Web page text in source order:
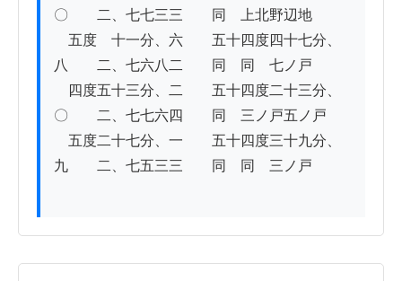
〇　　二、七七三三　　同　上北野辺地
五度　十一分、六　　五十四度四十七分、
八　　二、七六八二　　同　同　七ノ戸
四度五十三分、二　　五十四度二十三分、
〇　　二、七七六四　　同　三ノ戸五ノ戸
五度二十七分、一　　五十四度三十九分、
九　　二、七五三三　　同　同　三ノ戸